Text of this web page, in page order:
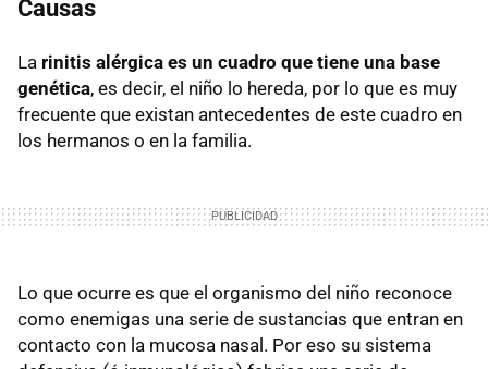
Causas
La rinitis alérgica es un cuadro que tiene una base
genética, es decir, el niño lo hereda, por lo que es muy
frecuente que existan antecedentes de este cuadro en
los hermanos o en la familia.
Lo que ocurre es que el organismo del niño reconoce
como enemigas una serie de sustancias que entran en
contacto con la mucosa nasal. Por eso su sistema